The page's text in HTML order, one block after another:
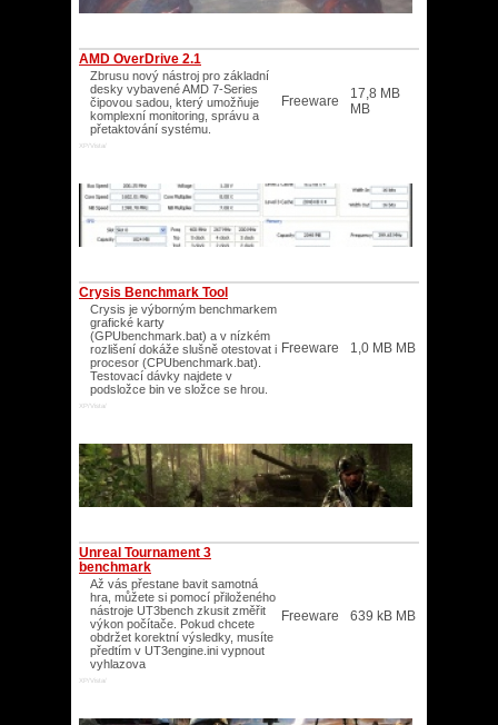
AMD OverDrive 2.1
Zbrusu nový nástroj pro základní
desky vybavené AMD 7-Series
čipovou sadou, který umožňuje
komplexní monitoring, správu a
přetaktování systému.
XP/Vista/
Freeware
17,8 MB
MB
Crysis Benchmark Tool
Crysis je výborným benchmarkem
grafické karty
(GPUbenchmark.bat) a v nízkém
rozlišení dokáže slušně otestovat i
procesor (CPUbenchmark.bat).
Testovací dávky najdete v
podsložce bin ve složce se hrou.
XP/Vista/
Freeware 1,0 MB MB
Unreal Tournament 3
benchmark
Až vás přestane bavit samotná
hra, můžete si pomocí přiloženého
nástroje UT3bench zkusit změřit
výkon počítače. Pokud chcete
obdržet korektní výsledky, musíte
předtím v UT3engine.ini vypnout
vyhlazova
XP/Vista/
Freeware 639 kB MB